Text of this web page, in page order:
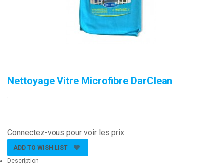
Nettoyage Vitre Microfibre DarClean
.
.
Connectez-vous pour voir les prix
ADD TO WISH LIST
Description